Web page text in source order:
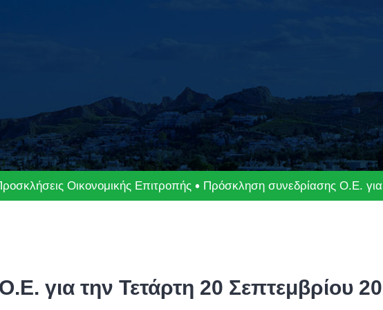
Οικονομικής Επιτροπής Πρόσκληση συνεδρίασης Ο.Ε.
για την Τετάρτη 20 Σεπτεμβρίου